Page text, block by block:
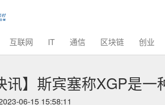
互联网 IT 通信 区块链 创业
讯】斯宾塞称XGP是
06-15 15:58:11